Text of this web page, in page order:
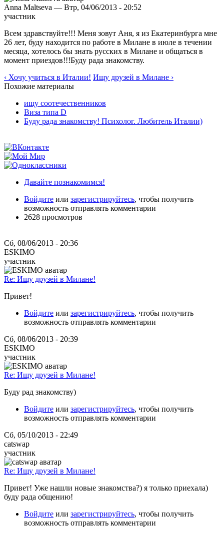
Anna Maltseva — Втр, 04/06/2013 - 20:52
участник
Всем здравствуйте!!! Меня зовут Аня, я из Екатеринбурга мне
26 лет, буду находится по работе в Милане в июле в течении
месяца, хотелось бы знать русских в Милане и общаться в
момент приездов!!!Буду рада знакомству.
‹ Хочу учиться в Италии! Ищу друзей в Милане ›
Похожие материалы
ищу соотечественников
Виза типа D
Буду рада знакомству! Психолог. Любитель Италии)
Давайте познакомимся!
Войдите или зарегистрируйтесь, чтобы получить
возможность отправлять комментарии
2628 просмотров
Сб, 08/06/2013 - 20:36
ESKIMO
участник
Re: Ищу друзей в Милане!
Привет!
Войдите или зарегистрируйтесь, чтобы получить
возможность отправлять комментарии
Сб, 08/06/2013 - 20:39
ESKIMO
участник
Re: Ищу друзей в Милане!
Буду рад знакомству)
Войдите или зарегистрируйтесь, чтобы получить
возможность отправлять комментарии
Сб, 05/10/2013 - 22:49
catswap
участник
Re: Ищу друзей в Милане!
Привет! Уже нашли новые знакомства?) я только приехала)
буду рада общению!
Войдите или зарегистрируйтесь, чтобы получить
возможность отправлять комментарии